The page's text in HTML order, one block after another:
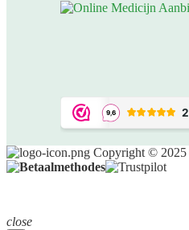
Copyright © 2025
close